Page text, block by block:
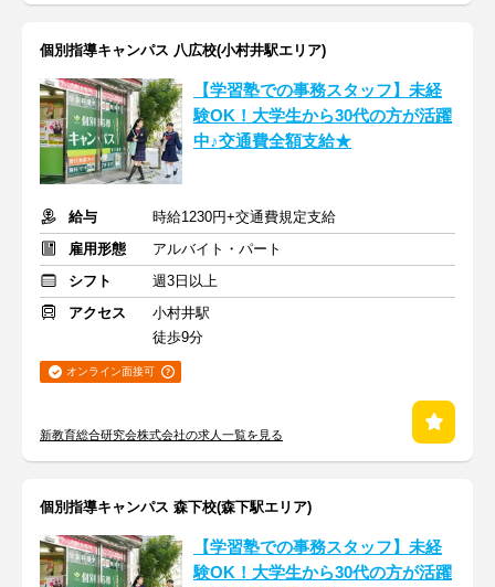
個別指導キャンパス 八広校(小村井駅エリア)
【学習塾での事務スタッフ】未経
験OK！大学生から30代の方が活躍
中♪交通費全額支給★
給与
時給1230円+交通費規定支給
雇用形態
アルバイト・パート
シフト
週3日以上
アクセス
小村井駅
徒歩9分
オンライン面接可
新教育総合研究会株式会社の求人一覧を見る
個別指導キャンパス 森下校(森下駅エリア)
【学習塾での事務スタッフ】未経
験OK！大学生から30代の方が活躍